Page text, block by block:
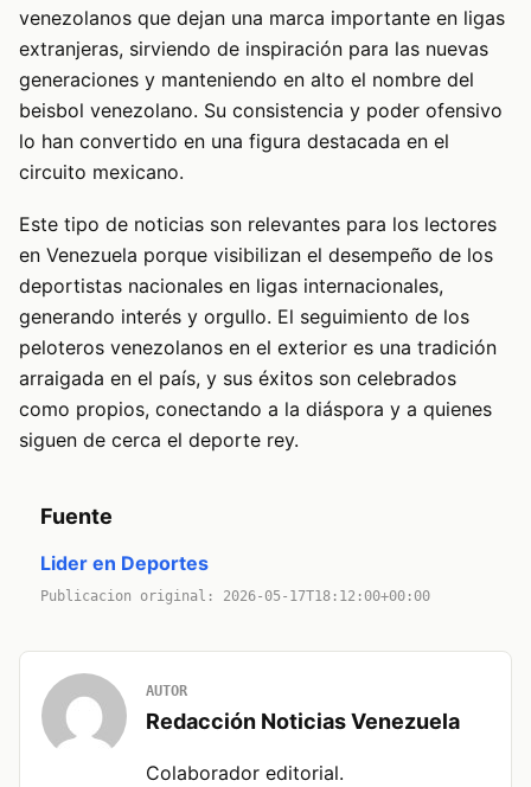
venezolanos que dejan una marca importante en ligas
extranjeras, sirviendo de inspiración para las nuevas
generaciones y manteniendo en alto el nombre del
beisbol venezolano. Su consistencia y poder ofensivo
lo han convertido en una figura destacada en el
circuito mexicano.
Este tipo de noticias son relevantes para los lectores
en Venezuela porque visibilizan el desempeño de los
deportistas nacionales en ligas internacionales,
generando interés y orgullo. El seguimiento de los
peloteros venezolanos en el exterior es una tradición
arraigada en el país, y sus éxitos son celebrados
como propios, conectando a la diáspora y a quienes
siguen de cerca el deporte rey.
Fuente
Lider en Deportes
Publicacion original: 2026-05-17T18:12:00+00:00
AUTOR
Redacción Noticias Venezuela
Colaborador editorial.